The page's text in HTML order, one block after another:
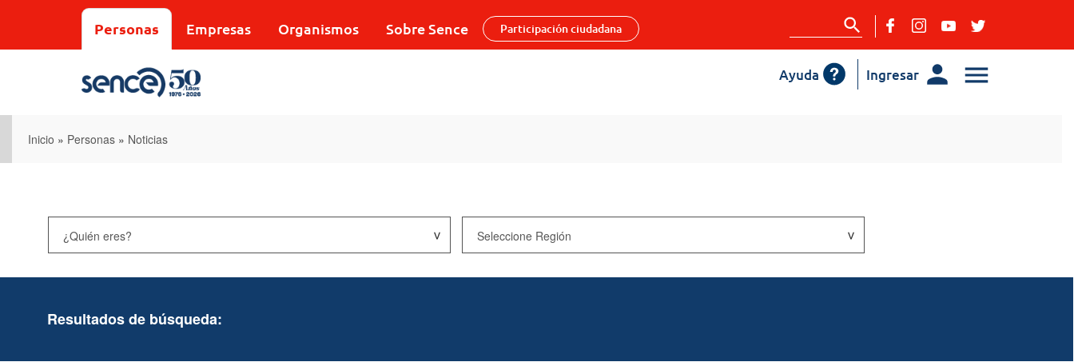
Personas Empresas Organismos Sobre Sence Participación ciudadana
Ingresar
Ayuda
Inicio » Personas » Noticias
Resultados de búsqueda: